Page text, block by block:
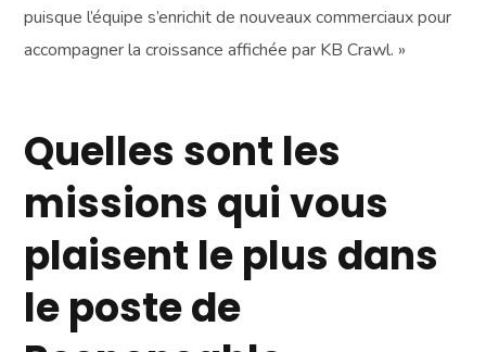
puisque l’équipe s’enrichit de nouveaux commerciaux pour
accompagner la croissance affichée par KB Crawl. »
Quelles sont les
missions qui vous
plaisent le plus dans
le poste de